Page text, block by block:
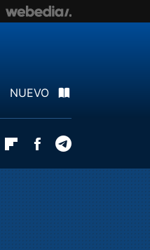
NUEVO
Twitter FlipboardFacebook